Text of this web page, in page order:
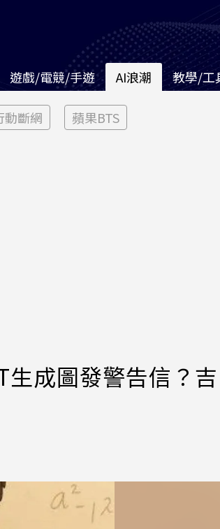
遊戲/電競/手遊 AI浪潮 教學/工
動斷網 蘋果BTS
生成圖發警告信？